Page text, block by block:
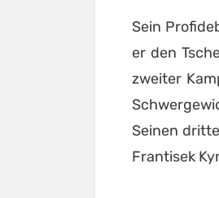
Sein
er den
zweiter
Seinen
Frantisek